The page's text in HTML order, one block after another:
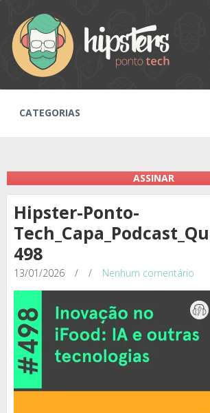
CATEGORIAS
ASSINAR
Hipster-Ponto-
498
13/01/2026 / / Nenhum comentário